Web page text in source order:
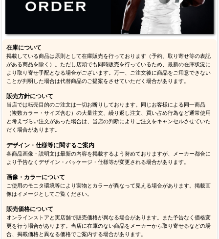
在庫について
掲載している商品は原則として在庫販売を行っております（予約、取り寄せ等の表記
がある商品を除く）。ただし店頭でも同時販売を行っているため、最新の在庫状況に
より取り寄せ手配となる場合がございます。万一、ご注文後に商品をご用意できない
ことが判明した場合は代替商品のご提案をさせていただく場合があります。
販売方針について
当店では転売目的のご注文は一切お断りしております。同じお客様による同一商品
（複数カラー・サイズ含む）の大量注文、繰り返し注文、買い占め行為など通常使用
と考えづらい注文があった場合は、当店の判断によりご注文をキャンセルさせていた
だく場合があります。
デザイン・仕様等に関するご案内
各商品画像・説明文は最新の内容を掲載するよう努めておりますが、メーカー都合に
より予告なくデザイン・パッケージ・仕様等が変更される場合があります。
画像・カラーについて
ご使用のモニタ環境等により実物とカラーが異なって見える場合があります。掲載画
像はイメージとしてご覧ください。
販売価格について
オンラインストアと実店舗で販売価格が異なる場合があります。また予告なく価格変
更を行う場合があります。当店に在庫のない商品をメーカーから取り寄せるなどの場
合、掲載価格と異なる価格でご案内する場合があります。